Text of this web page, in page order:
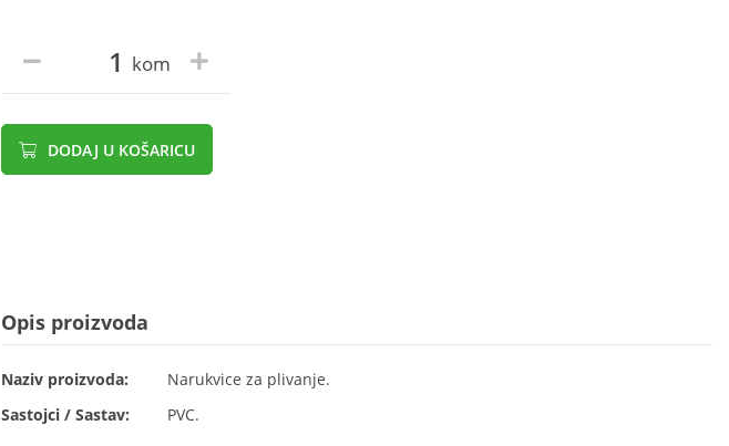
kom
DODAJ U KOŠARICU
Opis proizvoda
Naziv proizvoda:
Narukvice za plivanje.
Sastojci / Sastav:
PVC.